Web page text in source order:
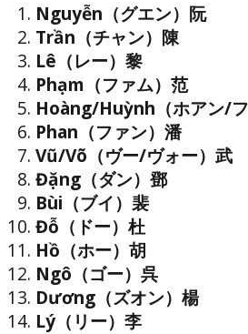
Nguyễn（グエン）阮
Trần（チャン）陳
Lê（レー）黎
Phạm（ファム）范
Hoàng/Huỳnh（ホアン/
Phan（ファン）潘
Vũ/Võ（ヴー/ヴォー）武
Đặng（ダン）鄧
Bùi（ブイ）裴
Đỗ（ドー）杜
Hồ（ホー）胡
Ngô（ゴー）呉
Dương（ズオン）楊
Lý（リー）李